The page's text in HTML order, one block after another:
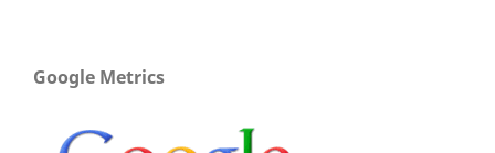
Google Metrics